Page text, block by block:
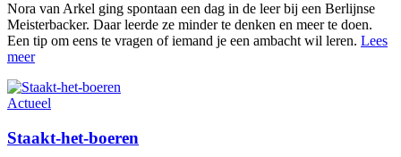
Nora van Arkel ging spontaan een dag in de leer bij een Berlijnse
Meisterbacker. Daar leerde ze minder te denken en meer te doen.
Een tip om eens te vragen of iemand je een ambacht wil leren. Lees
meer
Actueel
Staakt-het-boeren